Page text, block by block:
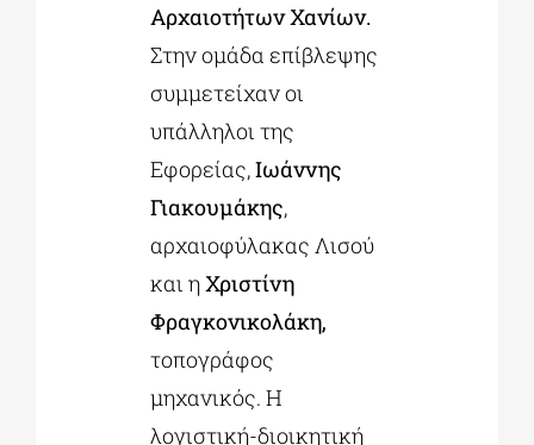
Αρχαιοτήτων Χανίων.
Στην ομάδα επίβλεψης
συμμετείχαν οι
υπάλληλοι της
Εφορείας,Ιωάννης
Γιακουμάκης,
αρχαιοφύλακας Λισού
και ηΧριστίνη
Φραγκονικολάκη,
τοπογράφος
μηχανικός. Η
λογιστική-διοικητική